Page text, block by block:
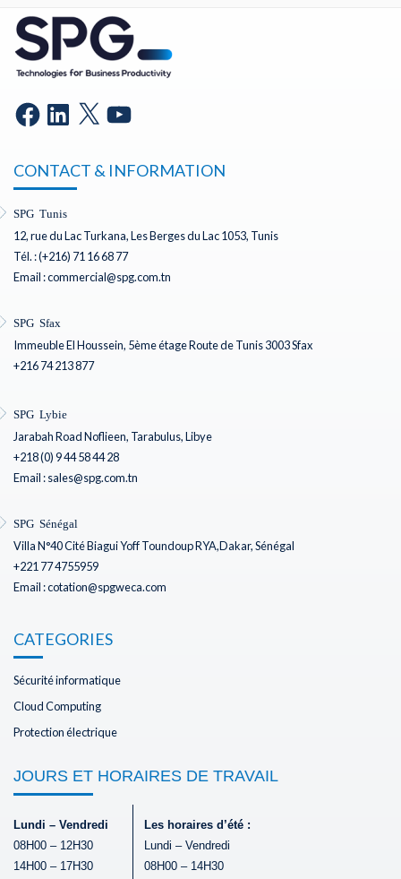
CONTACT & INFORMATION
SPG Tunis
12, rue du Lac Turkana, Les Berges du Lac 1053, Tunis
Tél. : (+216) 71 16 68 77
Email : commercial@spg.com.tn
SPG Sfax
Immeuble El Houssein, 5ème étage Route de Tunis 3003 Sfax
+216 74 213 877
SPG Lybie
Jarabah Road Noflieen, Tarabulus, Libye
+218 (0) 9 44 58 44 28
Email : sales@spg.com.tn
SPG Sénégal
Villa N°40 Cité Biagui Yoff Toundoup RYA,Dakar, Sénégal
+221 77 4755959
Email : cotation@spgweca.com
CATEGORIES
Sécurité informatique
Cloud Computing
Protection électrique
JOURS ET HORAIRES DE TRAVAIL
Lundi – Vendredi
08H00 – 12H30
14H00 – 17H30
Les horaires d’été :
Lundi – Vendredi
08H00 – 14H30